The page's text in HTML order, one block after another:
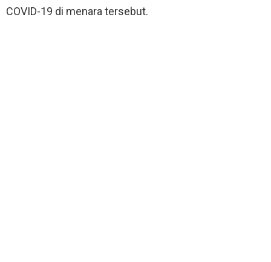
COVID-19 di menara tersebut.